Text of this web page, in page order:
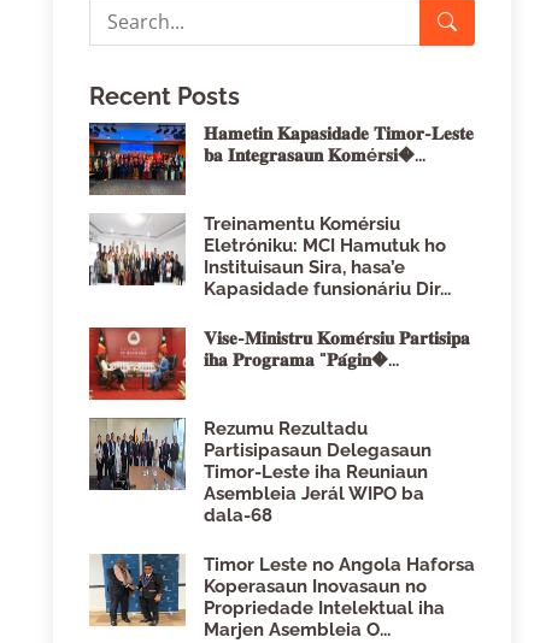
Recent Posts
𝐇𝐚𝐦𝐞𝐭𝐢𝐧 𝐊𝐚𝐩𝐚𝐬𝐢𝐝𝐚𝐝𝐞 𝐓𝐢𝐦𝐨𝐫-𝐋𝐞𝐬𝐭𝐞
𝐛𝐚 𝐈𝐧𝐭𝐞𝐠𝐫𝐚𝐬𝐚𝐮𝐧 𝐊𝐨𝐦é𝐫𝐬𝐢�...
Treinamentu Komérsiu
Eletróniku: MCI Hamutuk ho
Instituisaun Sira, hasa’e
Kapasidade funsionáriu Dir...
𝐕𝐢𝐬𝐞-𝐌𝐢𝐧𝐢𝐬𝐭𝐫𝐮 𝐊𝐨𝐦𝐞́𝐫𝐬𝐢𝐮 𝐏𝐚𝐫𝐭𝐢𝐬𝐢𝐩𝐚
𝐢𝐡𝐚 𝐏𝐫𝐨𝐠𝐫𝐚𝐦𝐚 "𝐏𝐚́𝐠𝐢𝐧�...
Rezumu Rezultadu
Partisipasaun Delegasaun
Timor-Leste iha Reuniaun
Asembleia Jerál WIPO ba
dala-68
Timor Leste no Angola Haforsa
Koperasaun Inovasaun no
Propriedade Intelektual iha
Marjen Asembleia O...